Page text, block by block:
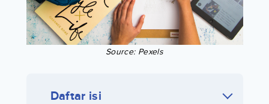
Source: Pexels
Daftar isi